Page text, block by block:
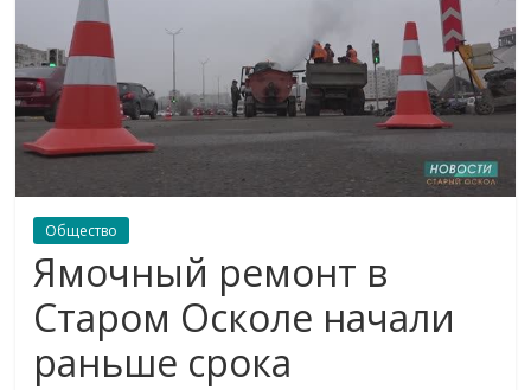
Общество
Ямочный ремонт в
Старом Осколе начали
раньше срока